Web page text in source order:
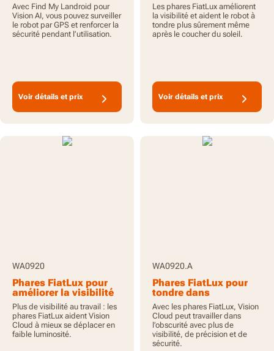
Avec Find My Landroid pour
Vision AI, vous pouvez surveiller
le robot par GPS et renforcer la
sécurité pendant l’utilisation.
Voir détails et prix
Cloud 4WD
Les phares FiatLux améliorent
la visibilité et aident le robot à
tondre plus sûrement même
après le coucher du soleil.
Voir détails et prix
WA0920
Phares FiatLux pour
améliorer la visibilité
avec Vision Cloud
Plus de visibilité au travail : les
phares FiatLux aident Vision
Cloud à mieux se déplacer en
faible luminosité.
WA0920.A
Phares FiatLux pour
tondre dans
l’obscurité avec Vision
Cloud
Avec les phares FiatLux, Vision
Cloud peut travailler dans
l’obscurité avec plus de
visibilité, de précision et de
sécurité.